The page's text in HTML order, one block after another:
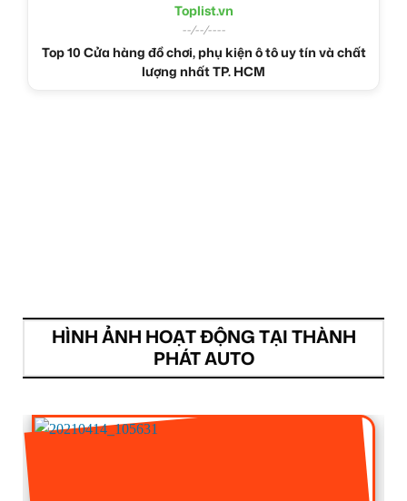
Toplist.vn
--/--/----
Top 10 Cửa hàng đồ chơi, phụ kiện ô tô uy tín và chất
lượng nhất TP. HCM
HÌNH ẢNH HOẠT ĐỘNG TẠI THÀNH
PHÁT AUTO